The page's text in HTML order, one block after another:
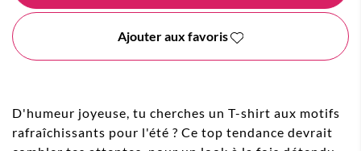
Ajouter aux favoris
D'humeur joyeuse, tu cherches un T-shirt aux motifs
rafraîchissants pour l'été ? Ce top tendance devrait